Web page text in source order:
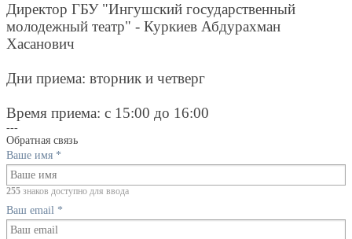
Директор ГБУ "Ингушский государственный
молодежный театр" - Куркиев Абдурахман
Хасанович
Дни приема: вторник и четверг
Время приема: с 15:00 до 16:00
---
Обратная связь
Ваше имя *
255 знаков доступно для ввода
Ваш email *